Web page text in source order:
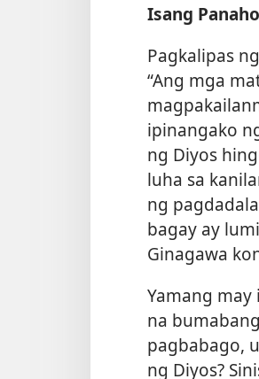
Isang
Pagkalipas
“Ang mga
ipinangako
ng Diyos
luha sa
ng
bagay ay
Ginagawa
Yamang
na
pagbabago,
ng Diyos?